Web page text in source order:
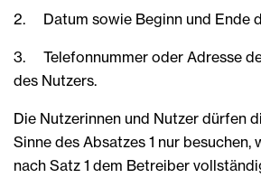
2. Datum sowie Beginn und Ende
3. Telefonnummer oder Adresse
des Nutzers.
Die Nutzerinnen und Nutzer dürfen
Sinne des Absatzes 1 nur besuchen,
nach Satz 1 dem Betreiber